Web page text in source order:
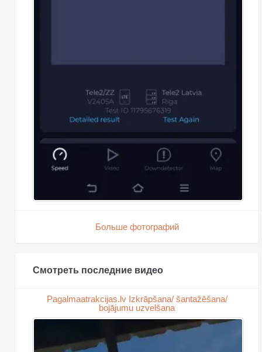
Больше фотографий
Смотреть последние видео
Pagalmaatrakcijas.lv Izkrāpšana/ šantažēšana/
bojājumu uzvelšana